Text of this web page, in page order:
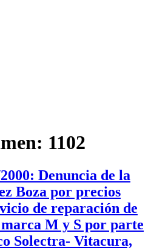
1102
Denuncia de la
Boza por precios
de reparación de
M y S por parte
Solectra- Vitacura,